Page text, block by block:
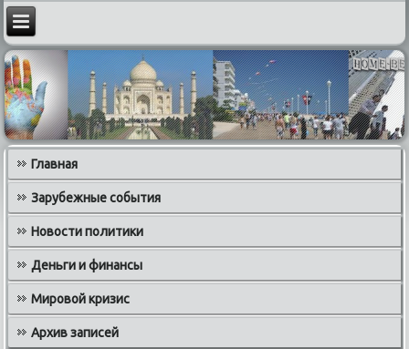
Главная
Зарубежные события
Новости политики
Деньги и финансы
Мировой кризис
Архив записей